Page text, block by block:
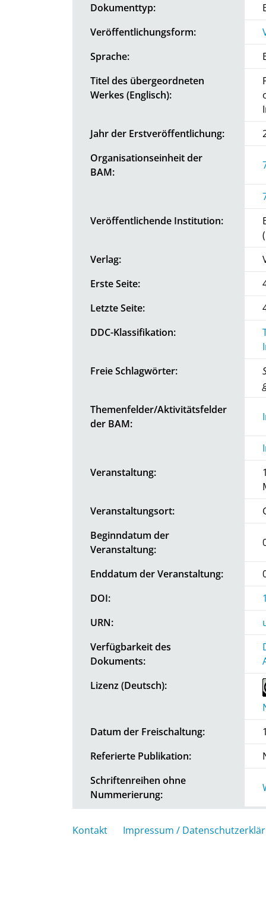
Dokumenttyp:
Veröffentlichungsform:
Sprache:
Titel des übergeordneten
Werkes (Englisch):
Jahr der Erstveröffentlichung:
Organisationseinheit der
BAM:
Veröffentlichende Institution:
Verlag:
Erste Seite:
Letzte Seite:
DDC-Klassifikation:
Freie Schlagwörter:
Themenfelder/Aktivitätsfelder
der BAM:
Veranstaltung:
Veranstaltungsort:
Beginndatum der
Veranstaltung:
Enddatum der Veranstaltung:
DOI:
URN:
Verfügbarkeit des
Dokuments:
Lizenz (Deutsch):
Datum der Freischaltung:
Referierte Publikation:
Schriftenreihen ohne
Nummerierung:
Kontakt Impressum /